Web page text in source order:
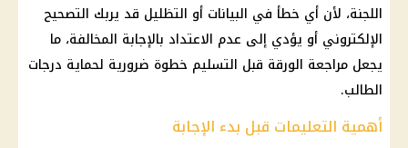
اللجنة، لأن أي خطأ في البيانات أو التظليل قد يربك التصحيح
الإلكتروني أو يؤدي إلى عدم الاعتداد بالإجابة المخالفة، ما
يجعل مراجعة الورقة قبل التسليم خطوة ضرورية لحماية درجات
الطالب.
أهمية التعليمات قبل بدء الإجابة